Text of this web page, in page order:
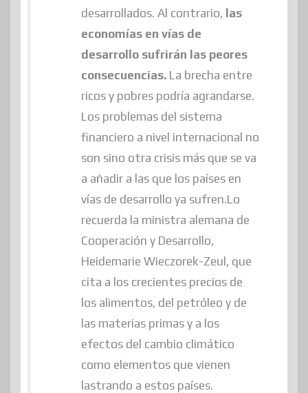
desarrollados. Al contrario, las
economías en vías de
desarrollo sufrirán las peores
consecuencias. La brecha entre
ricos y pobres podría agrandarse.
Los problemas del sistema
financiero a nivel internacional no
son sino otra crisis más que se va
a añadir a las que los países en
vías de desarrollo ya sufren.Lo
recuerda la ministra alemana de
Cooperación y Desarrollo,
Heidemarie Wieczorek-Zeul, que
cita a los crecientes precios de
los alimentos, del petróleo y de
las materias primas y a los
efectos del cambio climático
como elementos que vienen
lastrando a estos países.